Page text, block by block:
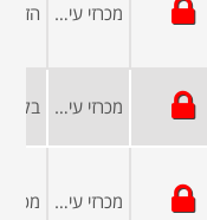
מכרזי עיריות ומועצות
מכרזי עיריות ומועצות
מכרזי עיריות ומועצות